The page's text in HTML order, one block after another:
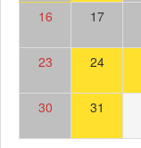
16 17
23 24
30 31